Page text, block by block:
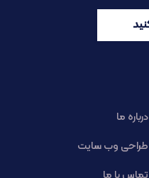
درباره ما
طراحی وب سایت